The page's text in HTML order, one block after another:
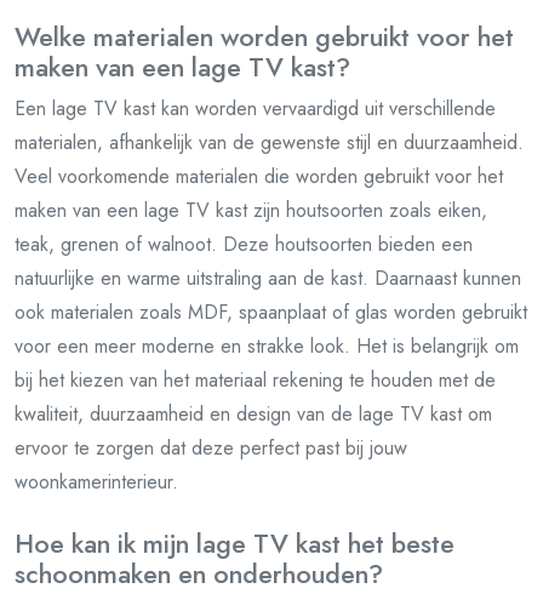
Welke materialen worden gebruikt voor het
maken van een lage TV kast?
Een lage TV kast kan worden vervaardigd uit verschillende
materialen, afhankelijk van de gewenste stijl en duurzaamheid.
Veel voorkomende materialen die worden gebruikt voor het
maken van een lage TV kast zijn houtsoorten zoals eiken,
teak, grenen of walnoot. Deze houtsoorten bieden een
natuurlijke en warme uitstraling aan de kast. Daarnaast kunnen
ook materialen zoals MDF, spaanplaat of glas worden gebruikt
voor een meer moderne en strakke look. Het is belangrijk om
bij het kiezen van het materiaal rekening te houden met de
kwaliteit, duurzaamheid en design van de lage TV kast om
ervoor te zorgen dat deze perfect past bij jouw
woonkamerinterieur.
Hoe kan ik mijn lage TV kast het beste
schoonmaken en onderhouden?